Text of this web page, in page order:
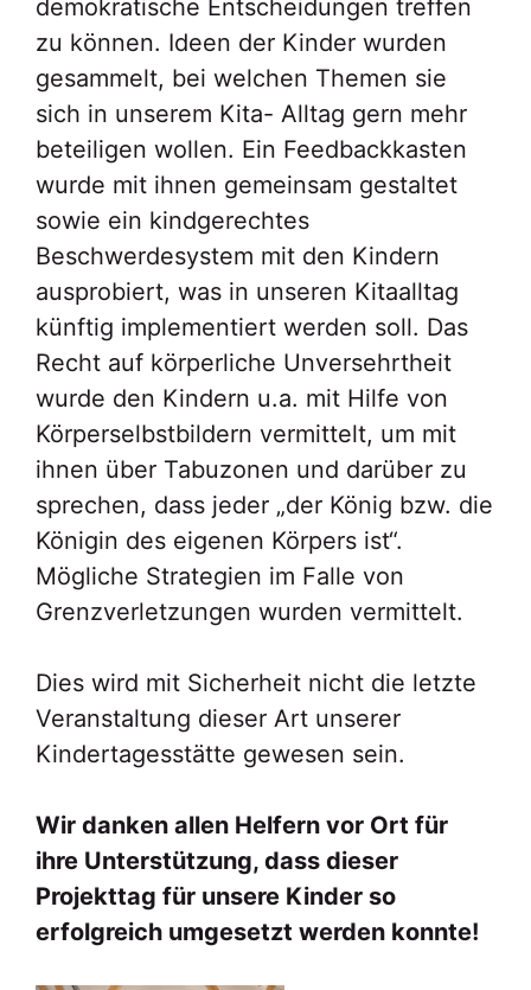
demokratische Entscheidungen treffen
zu können. Ideen der Kinder wurden
gesammelt, bei welchen Themen sie
sich in unserem Kita- Alltag gern mehr
beteiligen wollen. Ein Feedbackkasten
wurde mit ihnen gemeinsam gestaltet
sowie ein kindgerechtes
Beschwerdesystem mit den Kindern
ausprobiert, was in unseren Kitaalltag
künftig implementiert werden soll. Das
Recht auf körperliche Unversehrtheit
wurde den Kindern u.a. mit Hilfe von
Körperselbstbildern vermittelt, um mit
ihnen über Tabuzonen und darüber zu
sprechen, dass jeder „der König bzw. die
Königin des eigenen Körpers ist“.
Mögliche Strategien im Falle von
Grenzverletzungen wurden vermittelt.
Dies wird mit Sicherheit nicht die letzte
Veranstaltung dieser Art unserer
Kindertagesstätte gewesen sein.
Wir danken allen Helfern vor Ort für
ihre Unterstützung, dass dieser
Projekttag für unsere Kinder so
erfolgreich umgesetzt werden konnte!